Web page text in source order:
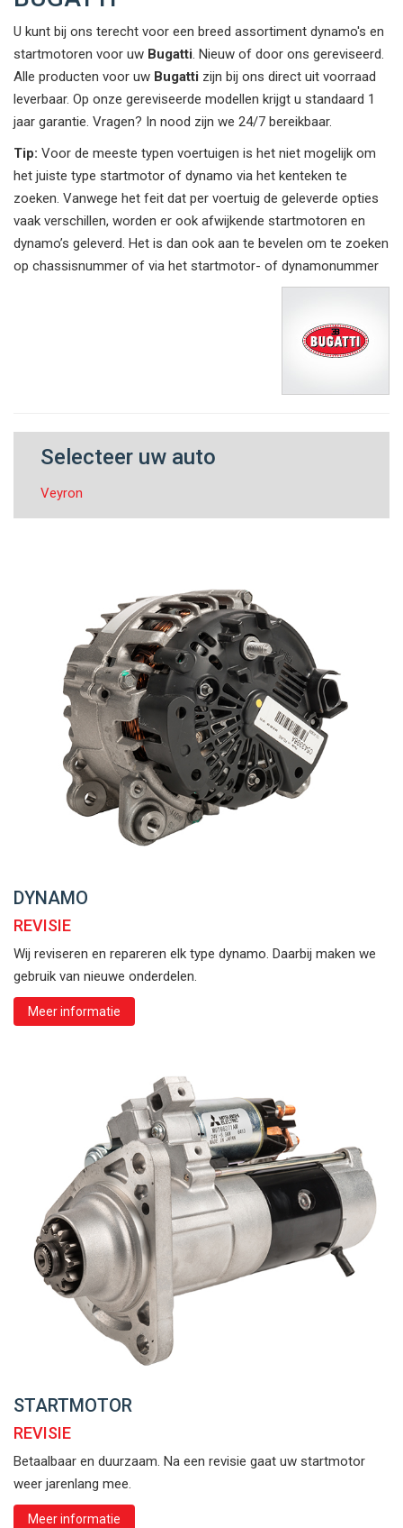
U kunt bij ons terecht voor een breed assortiment dynamo's en
startmotoren voor uw Bugatti. Nieuw of door ons gereviseerd.
Alle producten voor uw Bugatti zijn bij ons direct uit voorraad
leverbaar. Op onze gereviseerde modellen krijgt u standaard 1
jaar garantie. Vragen? In nood zijn we 24/7 bereikbaar.
Tip: Voor de meeste typen voertuigen is het niet mogelijk om
het juiste type startmotor of dynamo via het kenteken te
zoeken. Vanwege het feit dat per voertuig de geleverde opties
vaak verschillen, worden er ook afwijkende startmotoren en
dynamo’s geleverd. Het is dan ook aan te bevelen om te zoeken
op chassisnummer of via het startmotor- of dynamonummer
Selecteer uw auto
Veyron
DYNAMO
REVISIE
Wij reviseren en repareren elk type dynamo. Daarbij maken we
gebruik van nieuwe onderdelen.
Meer informatie
STARTMOTOR
REVISIE
Betaalbaar en duurzaam. Na een revisie gaat uw startmotor
weer jarenlang mee.
Meer informatie